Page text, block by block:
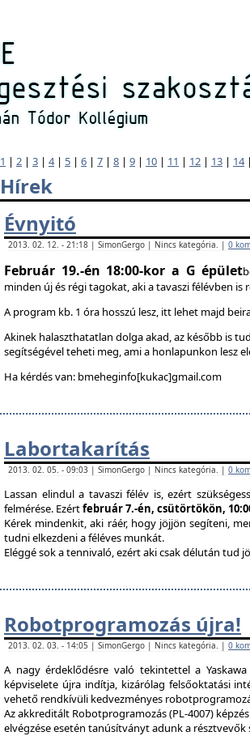
1 | 2 | 3 | 4| 5 | 6 | 7 | 8 | 9 | 10 | 11 | 12 | 13 | 14|
Hírek
Évnyitó
2013. 02. 12. - 21:18 | SimonGergo | Nincs kategória. | 0
Február 19.-én 18:00-kor a G épület
minden új és régi tagokat, aki a tavaszi félévben
A program kb. 1 óra hosszú lesz, itt lehet majd
Akinek halaszthatatlan dolga akad, az később is
segítségével teheti meg, ami a honlapunkon lesz
Ha kérdés van: bmeheginfo[kukac]gmail.com
Labortakarítás
2013. 02. 05. - 09:03 | SimonGergo | Nincs kategória. | 0
Lassan elindul a tavaszi félév is, ezért
felmérése. Ezértfebruár 7.-én, csütörtökön,
Kérek mindenkit, aki ráér, hogy jöjjön segíteni,
tudni elkezdeni a féléves munkát.
Eléggé sok a tennivaló, ezért aki csak délután tud
Robotprogramozás újra!
2013. 02. 03. - 14:05 | SimonGergo | Nincs kategória. | 0
A nagy érdeklődésre való tekintettel a
képviselete újra indítja, kizárólag felsőoktatási
vehető rendkívüli kedvezményes
Az akkreditált Robotprogramozás (PL-4007)
elvégzése esetén tanúsítványt adunk a résztvevők